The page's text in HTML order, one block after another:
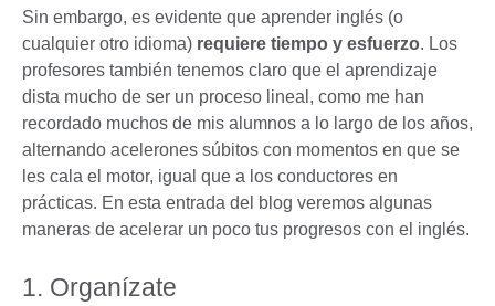
Sin embargo, es evidente que aprender inglés (o
cualquier otro idioma) requiere tiempo y esfuerzo. Los
profesores también tenemos claro que el aprendizaje
dista mucho de ser un proceso lineal, como me han
recordado muchos de mis alumnos a lo largo de los años,
alternando acelerones súbitos con momentos en que se
les cala el motor, igual que a los conductores en
prácticas. En esta entrada del blog veremos algunas
maneras de acelerar un poco tus progresos con el inglés.
1. Organízate